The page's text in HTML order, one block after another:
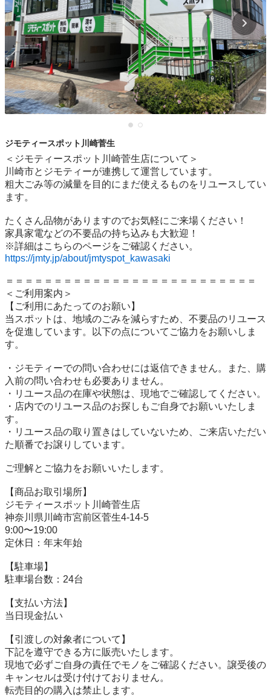
ジモティースポット川崎菅生
＜ジモティースポット川崎菅生店について＞
川崎市とジモティーが連携して運営しています。
粗⼤ごみ等の減量を⽬的にまだ使えるものをリユースしてい
ます。
たくさん品物がありますのでお気軽にご来場ください！
家具家電などの不要品の持ち込みも大歓迎！
https://jmty.jp/about/jmtyspot_kawasaki
＝＝＝＝＝＝＝＝＝＝＝＝＝＝＝＝＝＝＝＝＝＝＝＝＝＝
＜ご利用案内＞
【ご利用にあたってのお願い】
当スポットは、地域のごみを減らすため、不要品のリユース
を促進しています。以下の点についてご協力をお願いしま
す。
・ジモティーでの問い合わせには返信できません。また、購
入前の問い合わせも必要ありません。
・リユース品の在庫や状態は、現地でご確認してください。
・店内でのリユース品のお探しもご自身でお願いいたしま
す。
・リユース品の取り置きはしていないため、ご来店いただい
た順番でお譲りしています。
ご理解とご協力をお願いいたします。
【商品お取引場所】
ジモティースポット川崎菅生店
神奈川県川崎市宮前区菅生4-14-5
9:00〜19:00
定休日：年末年始
【駐⾞場】
駐車場台数：24台
【⽀払い⽅法】
当日現金払い
【引渡しの対象者について】
下記を遵守できる⽅に販売いたします。
現地で必ずご⾃⾝の責任でモノをご確認ください。譲受後の
キャンセルは受け付けておりません。
転売⽬的の購⼊は禁⽌します。